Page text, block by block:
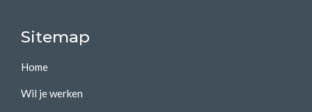
Sitemap
Home
Wil je werken